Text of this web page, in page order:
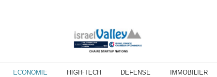
ECONOMIE HIGH-TECH DEFENSE IMMOBILIER